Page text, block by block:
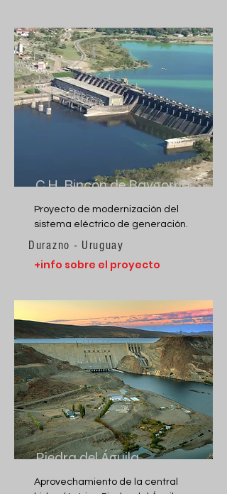
C.H. Rincón de Baygorria
Proyecto de modernización del
sistema eléctrico de generación.
Durazno - Uruguay
+info sobre el proyecto
Piedra del Águila
Aprovechamiento de la central